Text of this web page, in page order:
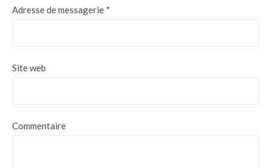
Adresse de messagerie *
Site web
Commentaire